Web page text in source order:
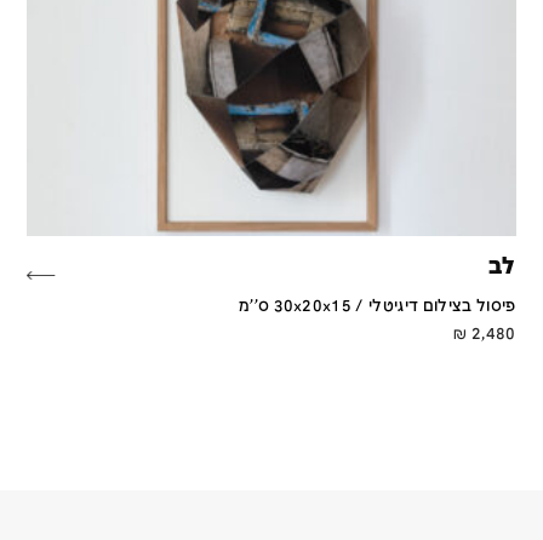
לב
פיסול בצילום דיגיטלי / 30x20x15 ס''מ
2,480
₪